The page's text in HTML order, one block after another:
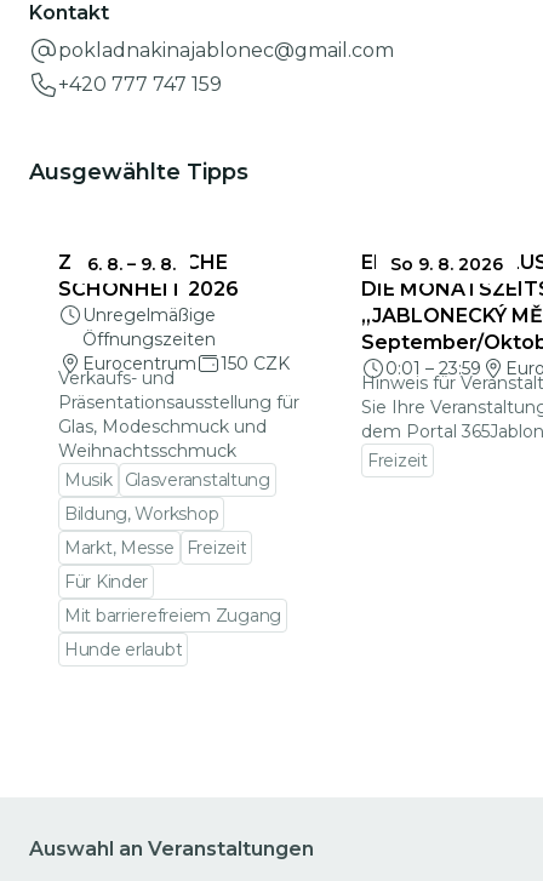
Kontakt
pokladnakinajablonec@gmail.com
+420 777 747 159
Ausgewählte Tipps
6. 8. – 9. 8.
ZERBRECHLICHE
SCHÖNHEIT 2026
Unregelmäßige
Öffnungszeiten
Eurocentrum
150 CZK
Verkaufs- und
Präsentationsausstellung für
Glas, Modeschmuck und
Weihnachtsschmuck
Musik
Glasveranstaltung
Bildung, Workshop
Markt, Messe
Freizeit
Für Kinder
Mit barrierefreiem Zugang
Hunde erlaubt
So 9. 8. 2026
DIE
„JABLONECKÝ
September/
0:01 – 23:59
Hinweis für
Sie Ihre
dem Portal
Freizeit
Auswahl an Veranstaltungen